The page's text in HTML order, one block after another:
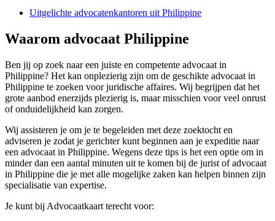
Uitgelichte advocatenkantoren uit Philippine
Waarom advocaat Philippine
Ben jij op zoek naar een juiste en competente advocaat in
Philippine? Het kan onplezierig zijn om de geschikte advocaat in
Philippine te zoeken voor juridische affaires. Wij begrijpen dat het
grote aanbod enerzijds plezierig is, maar misschien voor veel onrust
of onduidelijkheid kan zorgen.
Wij assisteren je om je te begeleiden met deze zoektocht en
adviseren je zodat je gerichter kunt beginnen aan je expeditie naar
een advocaat in Philippine. Wegens deze tips is het een optie om in
minder dan een aantal minuten uit te komen bij de jurist of advocaat
in Philippine die je met alle mogelijke zaken kan helpen binnen zijn
specialisatie van expertise.
Je kunt bij Advocaatkaart terecht voor: